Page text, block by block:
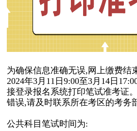
为确保信息准确无误,网上缴费结
2024年3月11日9:00至3月14日
接登录报名系统打印笔试准考证
错误,请及时联系所在考区的考务
公共科目笔试时间为: